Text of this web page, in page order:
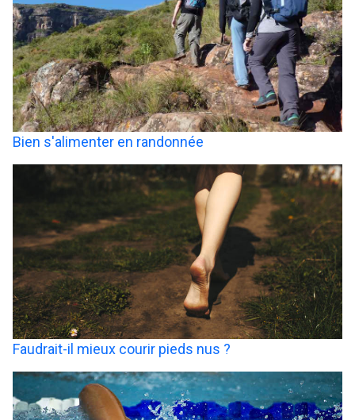
Bien s'alimenter en randonnée
Faudrait-il mieux courir pieds nus ?